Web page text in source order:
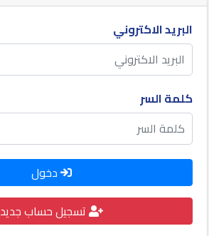
المنتدى
كيو
مزاد
كيو
نمبر
كارز
البريد الاكتروني
كلمة السر
دخول
تسجيل حساب جديد